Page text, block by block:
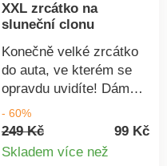
XXL zrcátko na
sluneční clonu
Konečně velké zrcátko
do auta, ve kterém se
opravdu uvidíte! Dámy
na něj dlouho čekaly.
Jednoduše připevněte
na sluneční clonu
- 60%
249 Kč
99 Kč
Skladem více než